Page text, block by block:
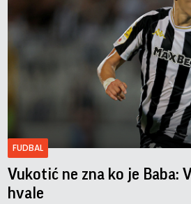
FUDBAL
Vukotić ne zna ko je Baba:
hvale